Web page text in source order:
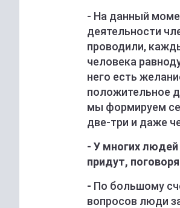
- На данный
деятельности
проводили,
человека
него есть
положительное
мы формируем
две-три и даже
- У многих
придут,
- По большому
вопросов люди